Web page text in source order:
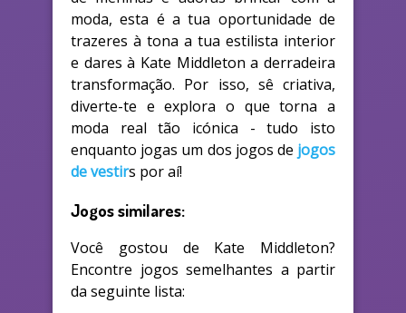
moda, esta é a tua oportunidade de
trazeres à tona a tua estilista interior
e dares à Kate Middleton a derradeira
transformação. Por isso, sê criativa,
diverte-te e explora o que torna a
moda real tão icónica - tudo isto
enquanto jogas um dos jogos de jogos
de vestirs por aí!
Jogos similares:
Você gostou de Kate Middleton?
Encontre jogos semelhantes a partir
da seguinte lista: